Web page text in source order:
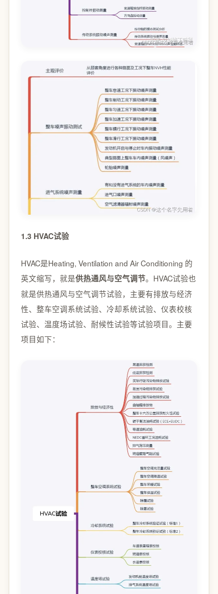
1.3 HVAC试验
HVAC是Heating, Ventilation and Air Conditioning 的
英文缩写，就是供热通风与空气调节。HVAC试验也
就是供热通风与空气调节试验，主要有排放与经济
性、整车空调系统试验、冷却系统试验、仪表校核
试验、温度场试验、耐候性试验等试验项目。主要
项目如下：